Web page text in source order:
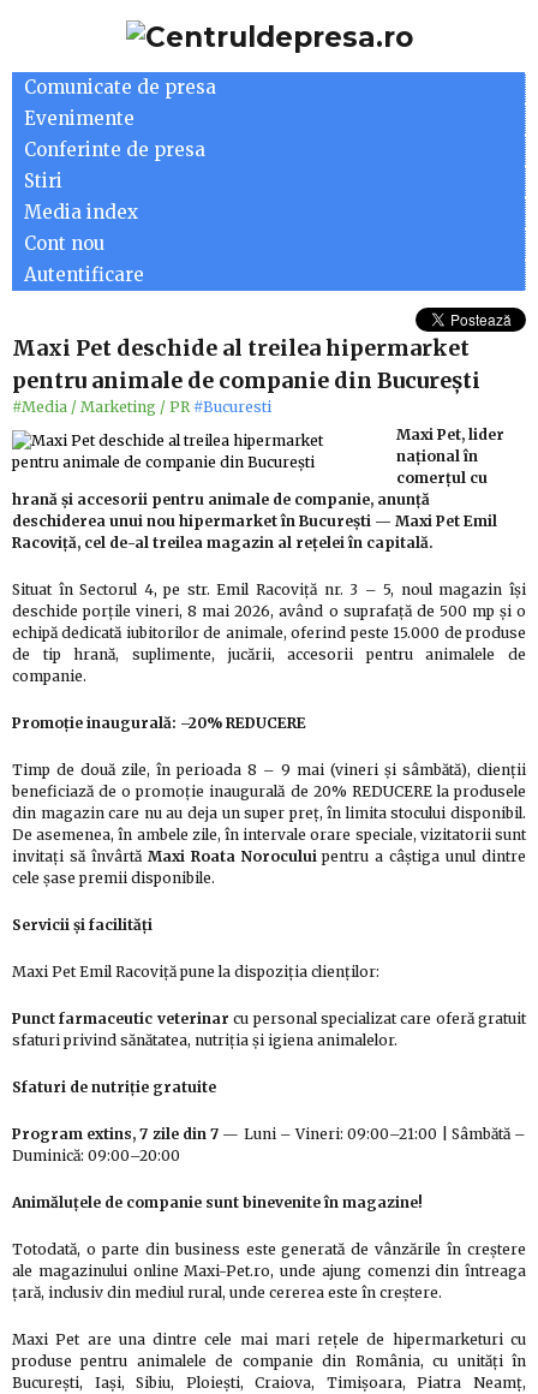
Comunicate de presa
Evenimente
Conferinte de presa
Stiri
Media index
Cont nou
Autentificare
Maxi Pet deschide al treilea hipermarket
pentru animale de companie din București
#Media / Marketing / PR #Bucuresti
Maxi Pet, lider
național în
comerțul cu
hrană și accesorii pentru animale de companie, anunță
deschiderea unui nou hipermarket în București — Maxi Pet Emil
Racoviță, cel de-al treilea magazin al rețelei în capitală.
Situat în Sectorul 4, pe str. Emil Racoviță nr. 3 – 5, noul magazin își
deschide porțile vineri, 8 mai 2026, având o suprafață de 500 mp și o
echipă dedicată iubitorilor de animale, oferind peste 15.000 de produse
de tip hrană, suplimente, jucării, accesorii pentru animalele de
companie.
Promoție inaugurală: –20% REDUCERE
Timp de două zile, în perioada 8 – 9 mai (vineri și sâmbătă), clienții
beneficiază de o promoție inaugurală de 20% REDUCERE la produsele
din magazin care nu au deja un super preț, în limita stocului disponibil.
De asemenea, în ambele zile, în intervale orare speciale, vizitatorii sunt
invitați să învârtă Maxi Roata Norocului pentru a câștiga unul dintre
cele șase premii disponibile.
Servicii și facilități
Maxi Pet Emil Racoviță pune la dispoziția clienților:
Punct farmaceutic veterinar cu personal specializat care oferă gratuit
sfaturi privind sănătatea, nutriția și igiena animalelor.
Sfaturi de nutriție gratuite
Program extins, 7 zile din 7 — Luni – Vineri: 09:00–21:00 | Sâmbătă –
Duminică: 09:00–20:00
Animăluțele de companie sunt binevenite în magazine!
Totodată, o parte din business este generată de vânzările în creștere
ale magazinului online Maxi-Pet.ro, unde ajung comenzi din întreaga
țară, inclusiv din mediul rural, unde cererea este în creștere.
Maxi Pet are una dintre cele mai mari rețele de hipermarketuri cu
produse pentru animalele de companie din România, cu unități în
București, Iași, Sibiu, Ploiești, Craiova, Timișoara, Piatra Neamț,